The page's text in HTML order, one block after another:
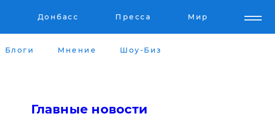
Донбасс Пресса Мир
Блоги Мнение Шоу-Биз
Главные новости